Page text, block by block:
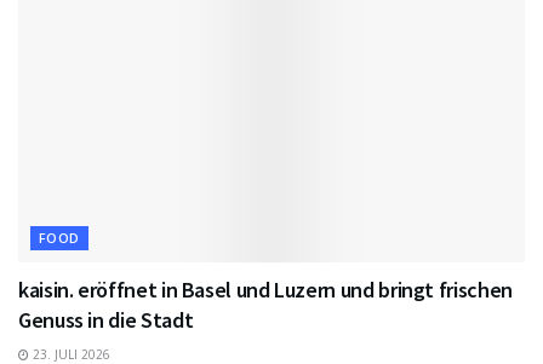
FOOD
kaisin. eröffnet in Basel und Luzern und bringt frischen
Genuss in die Stadt
23. JULI 2026